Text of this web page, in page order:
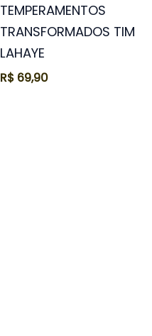
TEMPERAMENTOS
TRANSFORMADOS TIM
LAHAYE
R$ 69,90